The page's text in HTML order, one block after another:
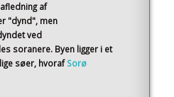
af
"dynd", men
ved
soranere. Byen ligger i et
søer, hvoraf Sorø